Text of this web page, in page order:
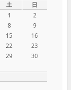
土 日
1
2
8
9
15
16
22
23
29
30